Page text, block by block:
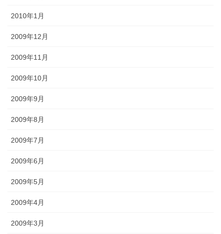
2010年1月
2009年12月
2009年11月
2009年10月
2009年9月
2009年8月
2009年7月
2009年6月
2009年5月
2009年4月
2009年3月